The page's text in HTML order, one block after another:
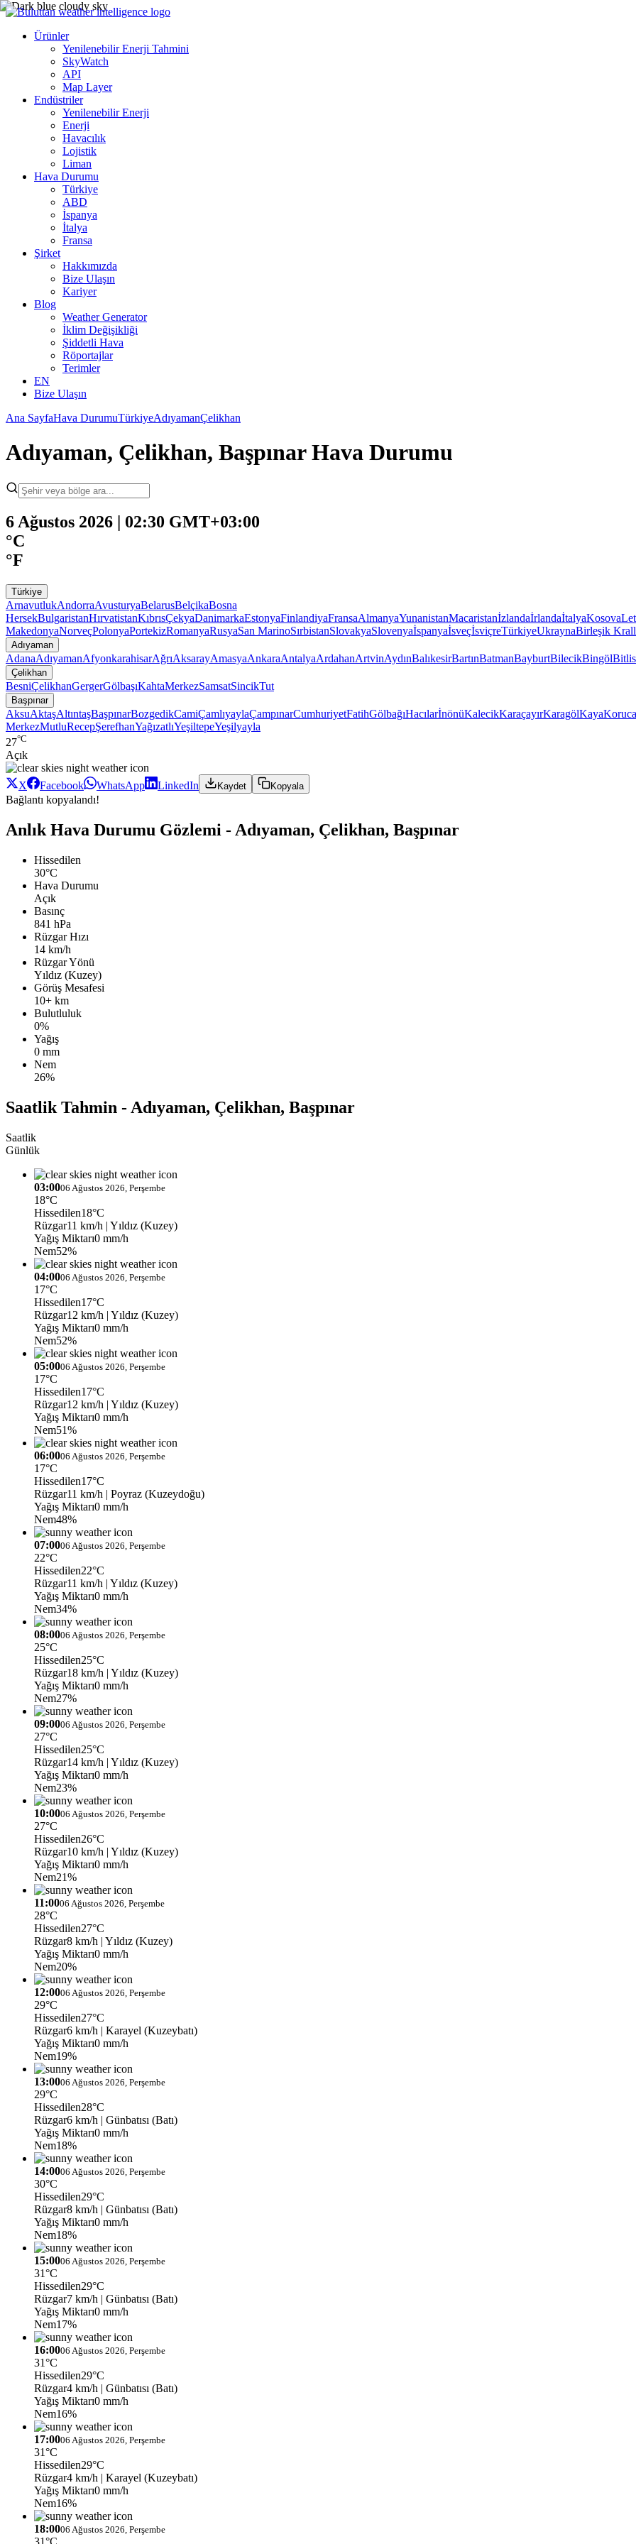
Ürünler
Yenilenebilir Enerji Tahmini
SkyWatch
API
Map Layer
Endüstriler
Yenilenebilir Enerji
Enerji
Havacılık
Lojistik
Liman
Hava Durumu
Türkiye
ABD
İspanya
İtalya
Fransa
Şirket
Hakkımızda
Bize Ulaşın
Kariyer
Blog
Weather Generator
İklim Değişikliği
Şiddetli Hava
Röportajlar
Terimler
EN
Bize Ulaşın
Ana SayfaHava DurumuTürkiyeAdıyamanÇelikhan
Adıyaman, Çelikhan, Başpınar Hava Durumu
6 Ağustos 2026 | 02:30 GMT+03:00
°C
°F
Türkiye
ArnavutlukAndorraAvusturyaBelarusBelçikaBosna
HersekBulgaristanHırvatistanKıbrısÇekyaDanimarkaEstonyaFinlandiyaFransaAlmanyaYunanistanMacaristanİzlandaİrlandaİtalyaKosova
MakedonyaNorveçPolonyaPortekizRomanyaRusyaSan MarinoSırbistanSlovakyaSlovenyaİspanyaİsveçİsviçreTürkiyeUkraynaBirleşik
Adıyaman
AdanaAdıyamanAfyonkarahisarAğrıAksarayAmasyaAnkaraAntalyaArdahanArtvinAydınBalıkesirBartınBatmanBayburtBilecikBingölBitlis
Çelikhan
BesniÇelikhanGergerGölbaşıKahtaMerkezSamsatSincikTut
Başpınar
AksuAktaşAltıntaşBaşpınarBozgedikCamiÇamlıyaylaÇampınarCumhuriyetFatihGölbağıHacılarİnönüKalecikKaraçayırKaragölKaya
MerkezMutluRecepŞerefhanYağızatlıYeşiltepeYeşilyayla
27°C
Açık
X Facebook WhatsApp LinkedIn Kaydet Kopyala
Bağlantı kopyalandı!
Anlık Hava Durumu Gözlemi - Adıyaman, Çelikhan, Başpınar
Hissedilen
30°C
Hava Durumu
Açık
Basınç
841 hPa
Rüzgar Hızı
14 km/h
Rüzgar Yönü
Yıldız (Kuzey)
Görüş Mesafesi
10+ km
Bulutluluk
0%
Yağış
0 mm
Nem
26%
Saatlik Tahmin - Adıyaman, Çelikhan, Başpınar
Saatlik
Günlük
03:0006 Ağustos 2026, Perşembe
18°C
Hissedilen18°C
Rüzgar11 km/h | Yıldız (Kuzey)
Yağış Miktarı0 mm/h
Nem52%
04:0006 Ağustos 2026, Perşembe
17°C
Hissedilen17°C
Rüzgar12 km/h | Yıldız (Kuzey)
Yağış Miktarı0 mm/h
Nem52%
05:0006 Ağustos 2026, Perşembe
17°C
Hissedilen17°C
Rüzgar12 km/h | Yıldız (Kuzey)
Yağış Miktarı0 mm/h
Nem51%
06:0006 Ağustos 2026, Perşembe
17°C
Hissedilen17°C
Rüzgar11 km/h | Poyraz (Kuzeydoğu)
Yağış Miktarı0 mm/h
Nem48%
07:0006 Ağustos 2026, Perşembe
22°C
Hissedilen22°C
Rüzgar11 km/h | Yıldız (Kuzey)
Yağış Miktarı0 mm/h
Nem34%
08:0006 Ağustos 2026, Perşembe
25°C
Hissedilen25°C
Rüzgar18 km/h | Yıldız (Kuzey)
Yağış Miktarı0 mm/h
Nem27%
09:0006 Ağustos 2026, Perşembe
27°C
Hissedilen25°C
Rüzgar14 km/h | Yıldız (Kuzey)
Yağış Miktarı0 mm/h
Nem23%
10:0006 Ağustos 2026, Perşembe
27°C
Hissedilen26°C
Rüzgar10 km/h | Yıldız (Kuzey)
Yağış Miktarı0 mm/h
Nem21%
11:0006 Ağustos 2026, Perşembe
28°C
Hissedilen27°C
Rüzgar8 km/h | Yıldız (Kuzey)
Yağış Miktarı0 mm/h
Nem20%
12:0006 Ağustos 2026, Perşembe
29°C
Hissedilen27°C
Rüzgar6 km/h | Karayel (Kuzeybatı)
Yağış Miktarı0 mm/h
Nem19%
13:0006 Ağustos 2026, Perşembe
29°C
Hissedilen28°C
Rüzgar6 km/h | Günbatısı (Batı)
Yağış Miktarı0 mm/h
Nem18%
14:0006 Ağustos 2026, Perşembe
30°C
Hissedilen29°C
Rüzgar8 km/h | Günbatısı (Batı)
Yağış Miktarı0 mm/h
Nem18%
15:0006 Ağustos 2026, Perşembe
31°C
Hissedilen29°C
Rüzgar7 km/h | Günbatısı (Batı)
Yağış Miktarı0 mm/h
Nem17%
16:0006 Ağustos 2026, Perşembe
31°C
Hissedilen29°C
Rüzgar4 km/h | Günbatısı (Batı)
Yağış Miktarı0 mm/h
Nem16%
17:0006 Ağustos 2026, Perşembe
31°C
Hissedilen29°C
Rüzgar4 km/h | Karayel (Kuzeybatı)
Yağış Miktarı0 mm/h
Nem16%
18:0006 Ağustos 2026, Perşembe
31°C